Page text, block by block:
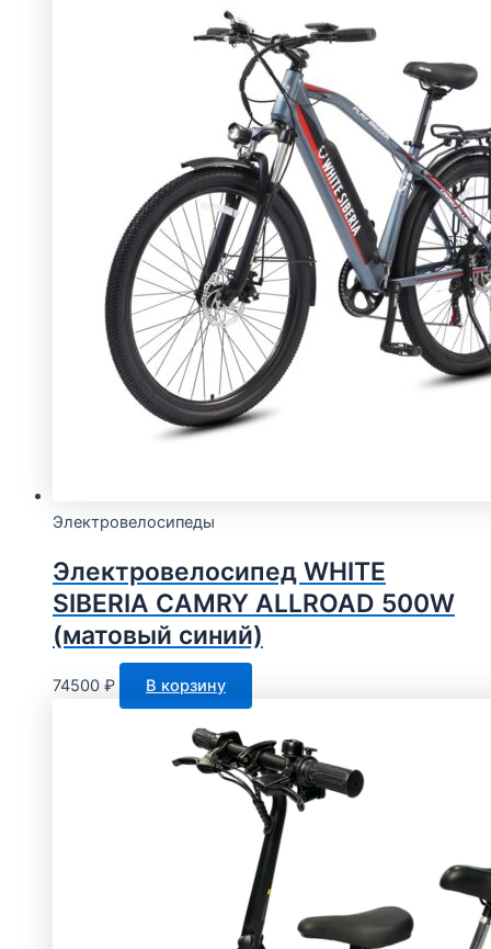
Электровелосипеды
Электровелосипед WHITE
SIBERIA CAMRY ALLROAD 500W
(матовый синий)
74500 ₽ В корзину